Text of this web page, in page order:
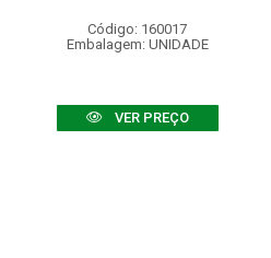
Código: 160017
Embalagem: UNIDADE
VER PREÇO